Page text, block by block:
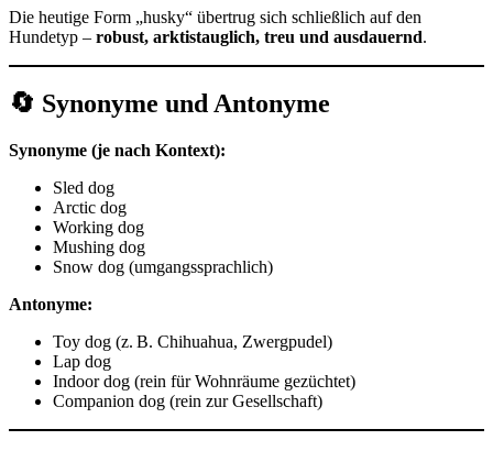
Die heutige Form „husky“ übertrug sich schließlich auf den
Hundetyp – robust, arktistauglich, treu und ausdauernd.
🔄 Synonyme und Antonyme
Synonyme (je nach Kontext):
Sled dog
Arctic dog
Working dog
Mushing dog
Snow dog (umgangssprachlich)
Antonyme:
Toy dog (z. B. Chihuahua, Zwergpudel)
Lap dog
Indoor dog (rein für Wohnräume gezüchtet)
Companion dog (rein zur Gesellschaft)